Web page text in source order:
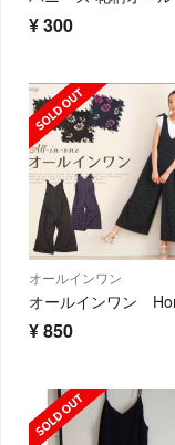
¥300
オールインワン
¥850